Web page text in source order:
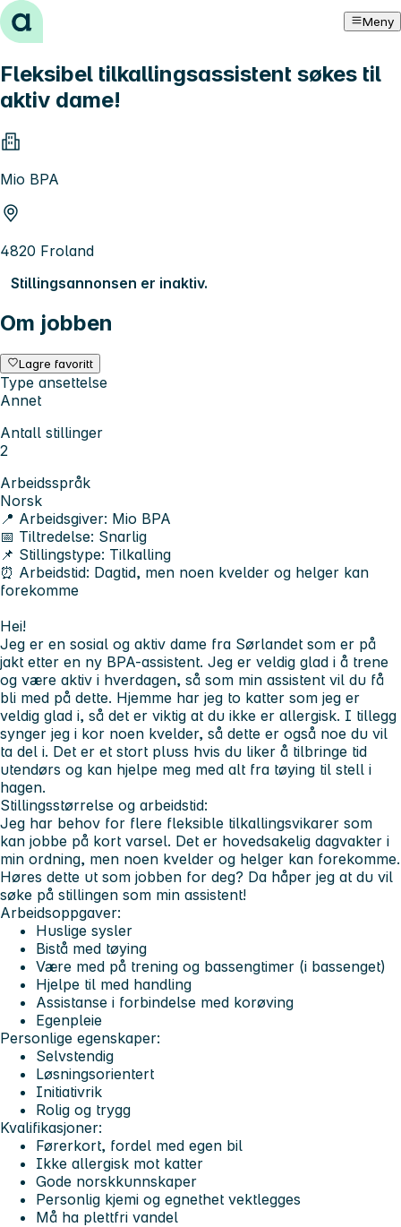
Hopp til innhold Meny
Fleksibel tilkallingsassistent søkes til
aktiv dame!
Mio BPA
4820 Froland
Stillingsannonsen er inaktiv.
Om jobben
Lagre favoritt
Type ansettelse
Annet
Antall stillinger
2
Arbeidsspråk
Norsk
📍 Arbeidsgiver: Mio BPA
📅 Tiltredelse: Snarlig
📌 Stillingstype: Tilkalling
⏰ Arbeidstid: Dagtid, men noen kvelder og helger kan
forekomme
Hei!
Jeg er en sosial og aktiv dame fra Sørlandet som er på
jakt etter en ny BPA-assistent. Jeg er veldig glad i å trene
og være aktiv i hverdagen, så som min assistent vil du få
bli med på dette. Hjemme har jeg to katter som jeg er
veldig glad i, så det er viktig at du ikke er allergisk. I tillegg
synger jeg i kor noen kvelder, så dette er også noe du vil
ta del i. Det er et stort pluss hvis du liker å tilbringe tid
utendørs og kan hjelpe meg med alt fra tøying til stell i
hagen.
Stillingsstørrelse og arbeidstid:
Jeg har behov for flere fleksible tilkallingsvikarer som
kan jobbe på kort varsel. Det er hovedsakelig dagvakter i
min ordning, men noen kvelder og helger kan forekomme.
Høres dette ut som jobben for deg? Da håper jeg at du vil
søke på stillingen som min assistent!
Arbeidsoppgaver:
Huslige sysler
Bistå med tøying
Være med på trening og bassengtimer (i bassenget)
Hjelpe til med handling
Assistanse i forbindelse med korøving
Egenpleie
Personlige egenskaper:
Selvstendig
Løsningsorientert
Initiativrik
Rolig og trygg
Kvalifikasjoner:
Førerkort, fordel med egen bil
Ikke allergisk mot katter
Gode norskkunnskaper
Personlig kjemi og egnethet vektlegges
Må ha plettfri vandel